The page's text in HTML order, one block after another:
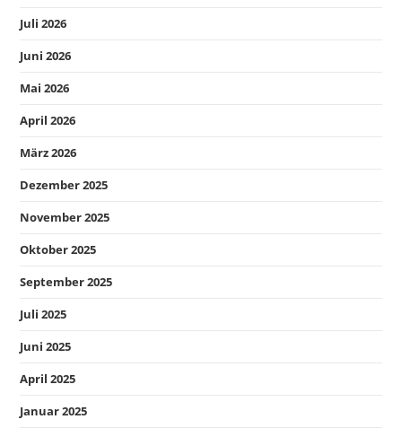
Juli 2026
Juni 2026
Mai 2026
April 2026
März 2026
Dezember 2025
November 2025
Oktober 2025
September 2025
Juli 2025
Juni 2025
April 2025
Januar 2025